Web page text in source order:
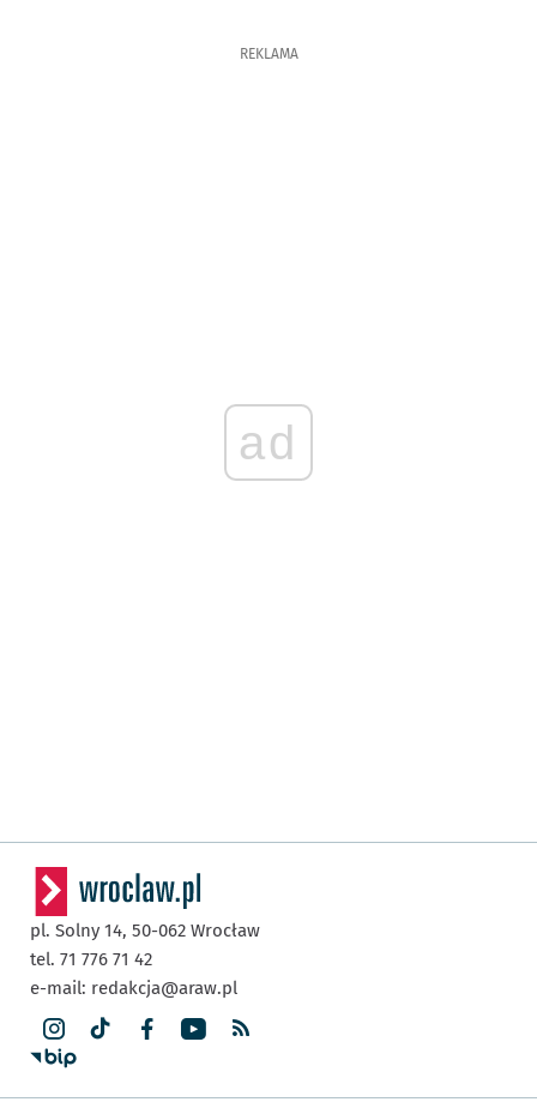
REKLAMA
ad
pl. Solny 14, 50-062 Wrocław
tel. 71 776 71 42
e-mail: redakcja@araw.pl